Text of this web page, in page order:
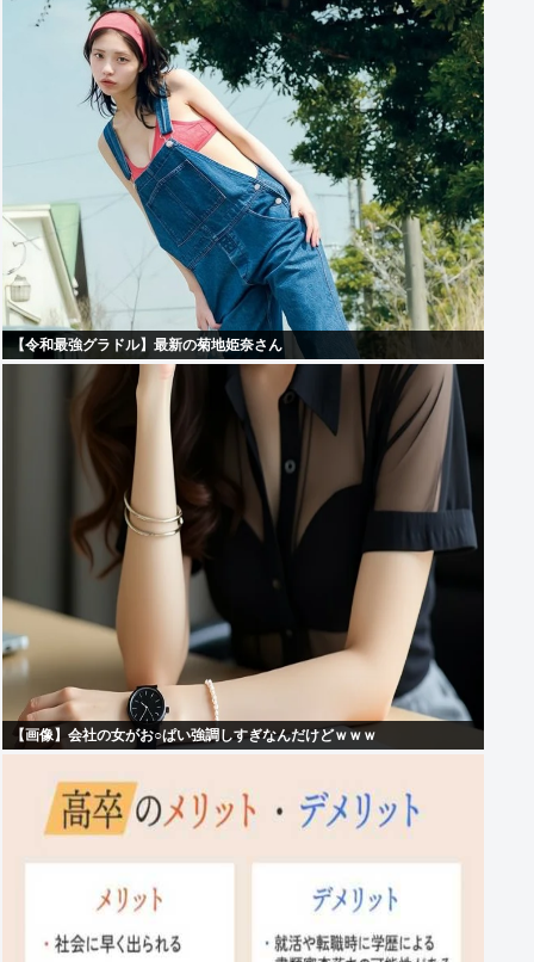
【令和最強グラドル】最新の菊地姫奈さん
【画像】会社の女がお○ぱい強調しすぎなんだけどｗｗｗ